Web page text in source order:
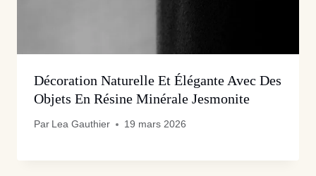
Décoration Naturelle Et Élégante Avec Des
Objets En Résine Minérale Jesmonite
Par Lea Gauthier 19 mars 2026